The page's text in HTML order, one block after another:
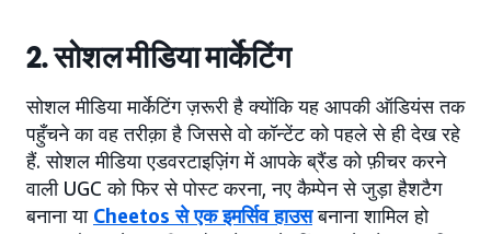
2. सोशल मीडिया मार्केटिंग
सोशल मीडिया मार्केटिंग ज़रूरी है क्योंकि यह आपकी ऑडियंस तक
पहुँचने का वह तरीक़ा है जिससे वो कॉन्टेंट को पहले से ही देख रहे
हैं. सोशल मीडिया एडवरटाइज़िंग में आपके ब्रैंड को फ़ीचर करने
वाली UGC को फिर से पोस्ट करना, नए कैम्पेन से जुड़ा हैशटैग
बनाना या Cheetos से एक इमर्सिव हाउसबनाना शामिल हो